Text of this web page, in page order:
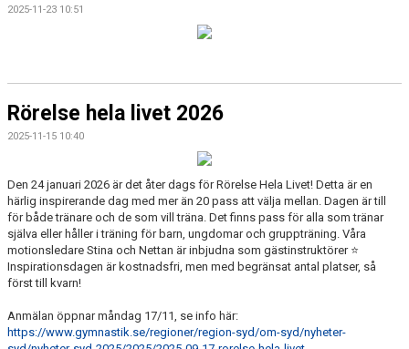
2025-11-23 10:51
Rörelse hela livet 2026
2025-11-15 10:40
Den 24 januari 2026 är det åter dags för Rörelse Hela Livet! Detta är en
härlig inspirerande dag med mer än 20 pass att välja mellan. Dagen är till
för både tränare och de som vill träna. Det finns pass för alla som tränar
själva eller håller i träning för barn, ungdomar och gruppträning. Våra
motionsledare Stina och Nettan är inbjudna som gästinstruktörer ⭐️
Inspirationsdagen är kostnadsfri, men med begränsat antal platser, så
först till kvarn!
Anmälan öppnar måndag 17/11, se info här:
https://www.gymnastik.se/regioner/region-syd/om-syd/nyheter-